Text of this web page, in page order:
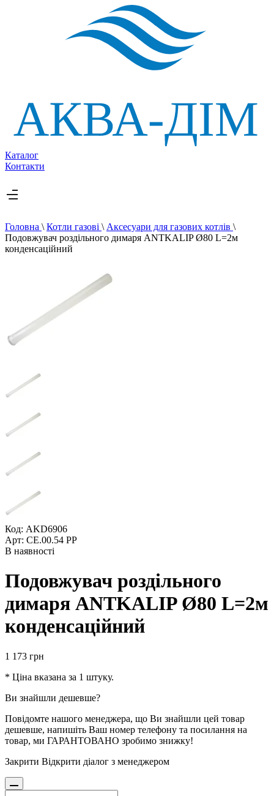
Каталог
Контакти
Головна \ Котли газові \ Аксесуари для газових котлів \
Подовжувач роздільного димаря ANTKALIP Ø80 L=2м
конденсаційний
Код: AKD6906
Арт: CE.00.54 PP
В наявності
Подовжувач роздільного
димаря ANTKALIP Ø80 L=2м
конденсаційний
1 173 грн
* Ціна вказана за 1 штуку.
Ви знайшли дешевше?
Повідомте нашого менеджера, що Ви знайшли цей товар
дешевше, напишіть Ваш номер телефону та посилання на
товар, ми ГАРАНТОВАНО зробимо знижку!
Закрити Відкрити діалог з менеджером